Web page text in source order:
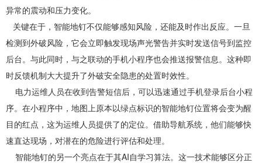
异常的震动和压力变化。
关键在于，智能地钉不仅能够感知风险，还能及时作出反应。一旦
检测到外破风险，它会立即触发现场声光警告并实时发送信号到监控
后台。与此同时，与之联动的手机小程序也会推送报警信息。这种即
时反馈机制大大提升了外破安全隐患的处置时效性。
电力运维人员在收到告警短信后，可以迅速通过手机登录后台小程
序。在小程序中，地图上原本以绿点标识的智能地钉位置将会变为醒
目的红点，这为运维人员提供了的定位。借助导航系统，他们能够快
速直达现场，对潜在的危险进行评估和处理。
智能地钉的另一个亮点在于其AI自学习算法。这一技术能够区分正